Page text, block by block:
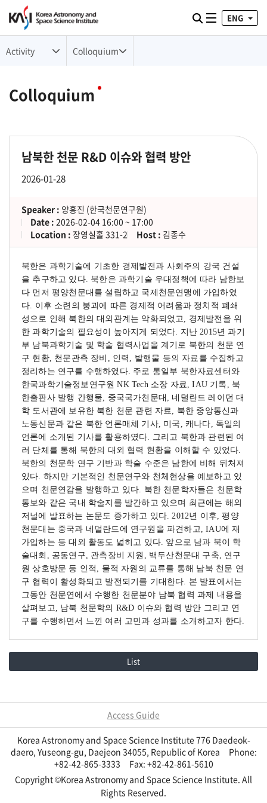
검색Toggle
ENG
Activity Colloquium
Colloquium
남북한 천문 R&D 이슈와 협력 방안
2026-01-28
Speaker : 양홍진 (한국천문연구원)
Date : 2026-02-04 16:00 ~ 17:00
Location : 장영실홀 331-2 Host : 김종수
북한은 과학기술에 기초한 경제발전과 사회주의 강국 건설
을 추구하고 있다. 북한은 과학기술 우대정책에 따라 남한보
다 먼저 평양천문대를 설립하고 국제천문연맹에 가입하였
다. 이후 소련의 붕괴에 따른 경제적 어려움과 정치적 폐쇄
성으로 인해 북한의 대외관계는 악화되었고, 경제발전을 위
한 과학기술의 필요성이 높아지게 되었다. 지난 2015년 과기
부 남북과학기술 및 학술 협력사업을 계기로 북한의 천문 연
구 현황, 천문관측 장비, 인력, 발행물 등의 자료를 수집하고
정리하는 연구를 수행하였다. 주로 통일부 북한자료센터와
한국과학기술정보연구원 NK Tech 소장 자료, IAU 기록, 북
한출판사 발행 간행물, 중국국가천문대, 네덜란드 레이던 대
학 도서관에 보유한 북한 천문 관련 자료, 북한 중앙통신과
노동신문과 같은 북한 언론매체 기사, 미국, 캐나다, 독일의
언론에 소개된 기사를 활용하였다. 그리고 북한과 관련된 여
러 단체를 통해 북한의 대외 협력 현황을 이해할 수 있었다.
북한의 천문학 연구 기반과 학술 수준은 남한에 비해 뒤처져
있다. 하지만 기본적인 천문연구와 천체현상을 예보하고 있
으며 천문연감을 발행하고 있다. 북한 천문학자들은 천문학
통보와 같은 국내 학술지를 발간하고 있으며 최근에는 해외
저널에 발표하는 논문도 증가하고 있다. 2012년 이후, 평양
천문대는 중국과 네덜란드에 연구원을 파견하고, IAU에 재
가입하는 등 대외 활동도 넓히고 있다. 앞으로 남과 북이 학
술대회, 공동연구, 관측장비 지원, 백두산천문대 구축, 연구
원 상호방문 등 인적, 물적 자원의 교류를 통해 남북 천문 연
구 협력이 활성화되고 발전되기를 기대한다. 본 발표에서는
그동안 천문연에서 수행한 천문분야 남북 협력 과제 내용을
살펴보고, 남북 천문학의 R&D 이슈와 협력 방안 그리고 연
구를 수행하면서 느낀 여러 고민과 성과를 소개하고자 한다.
List
Access Guide
Korea Astronomy and Space Science Institute 776 Daedeok-
daero, Yuseong-gu, Daejeon 34055, Republic of Korea Phone:
+82-42-865-3333 Fax: +82-42-861-5610
Copyright ©Korea Astronomy and Space Science Institute. All
Rights Reserved.